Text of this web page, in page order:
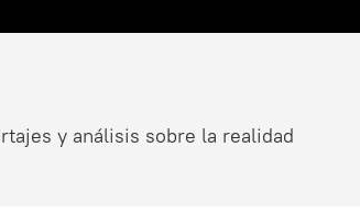
y análisis sobre la realidad